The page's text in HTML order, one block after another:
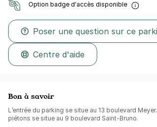
Option badge d'accès disponible
Poser une question sur ce
Centre d'aide
Bon à savoir
L’entrée du parking se situe au 13 boulevard Meyer
piétons se situe au 9 boulevard Saint-Bruno.